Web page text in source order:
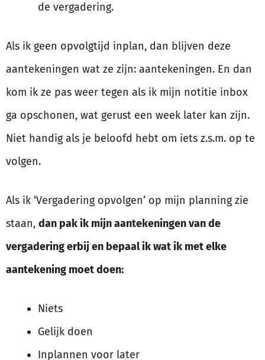
de vergadering.
Als ik geen opvolgtijd inplan, dan blijven deze
aantekeningen wat ze zijn: aantekeningen. En dan
kom ik ze pas weer tegen als ik mijn notitie inbox
ga opschonen, wat gerust een week later kan zijn.
Niet handig als je beloofd hebt om iets z.s.m. op te
volgen.
Als ik ‘Vergadering opvolgen’ op mijn planning zie
staan, dan pak ik mijn aantekeningen van de
vergadering erbij en bepaal ik wat ik met elke
aantekening moet doen:
Niets
Gelijk doen
Inplannen voor later